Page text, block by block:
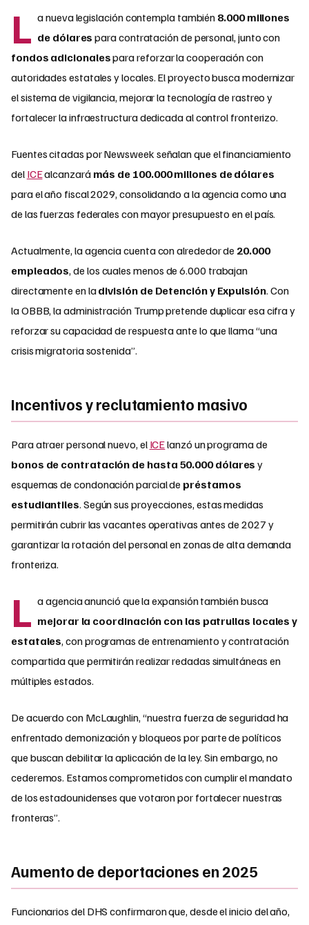
L a nueva legislación contempla también 8.000 millones
de dólares para contratación de personal, junto con
fondos adicionalespara reforzar la cooperación con
autoridades estatales y locales. El proyecto busca modernizar
el sistema de vigilancia, mejorar la tecnología de rastreo y
fortalecer la infraestructura dedicada al control fronterizo.
Fuentes citadas por Newsweek señalan que el financiamiento
del ICEalcanzará más de 100.000 millones de dólares
para el año fiscal 2029, consolidando a la agencia como una
de las fuerzas federales con mayor presupuesto en el país.
Actualmente, la agencia cuenta con alrededor de 20.000
empleados, de los cuales menos de 6.000 trabajan
directamente en ladivisión de Detención y Expulsión. Con
la OBBB, la administración Trump pretende duplicar esa cifra y
reforzar su capacidad de respuesta ante lo que llama “una
crisis migratoria sostenida”.
Incentivos y reclutamiento masivo
Para atraer personal nuevo, el ICElanzó un programa de
bonos de contratación de hasta 50.000 dólares y
esquemas de condonación parcial de préstamos
estudiantiles. Según sus proyecciones, estas medidas
permitirán cubrir las vacantes operativas antes de 2027 y
garantizar la rotación del personal en zonas de alta demanda
fronteriza.
L a agencia anunció que la expansión también busca
mejorar la coordinación con las patrullas locales y
estatales, con programas de entrenamiento y contratación
compartida que permitirán realizar redadas simultáneas en
múltiples estados.
De acuerdo con McLaughlin, “nuestra fuerza de seguridad ha
enfrentado demonización y bloqueos por parte de políticos
que buscan debilitar la aplicación de la ley. Sin embargo, no
cederemos. Estamos comprometidos con cumplir el mandato
de los estadounidenses que votaron por fortalecer nuestras
fronteras”.
Aumento de deportaciones en 2025
Funcionarios del DHS confirmaron que, desde el inicio del año,